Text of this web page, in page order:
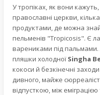
У тропіках, як вони кажуть,
православні церкви,
продуктами, де можна
пельменів "Tropicosis". Є
варениками під
пляшки холодноїSingha
кокоси й безкінечні
дивного, майже
відпусткою, між